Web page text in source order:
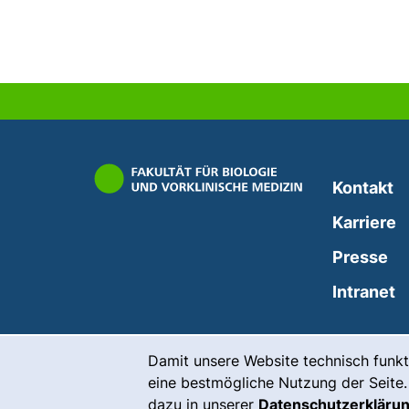
Damit unsere Website technisch
eine bestmögliche Nutzung der
dazu in unserer
Kontakt
Karriere
Presse
Intranet